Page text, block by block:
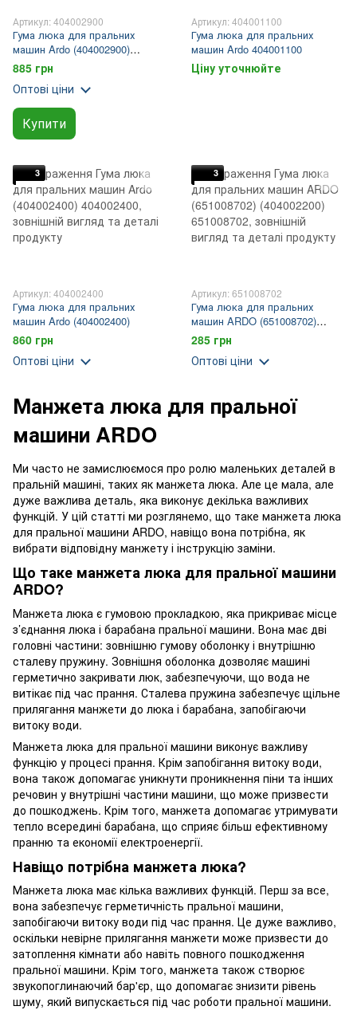
Артикул: 404002900
Гума люка для пральних
машин Ardo (404002900)
(651008708)
885 грн
Оптові ціни
Купити
Артикул: 404001100
Гума люка для пральних
машин Ardo 404001100
Ціну уточнюйте
3
Артикул: 404002400
Гума люка для пральних
машин Ardo (404002400)
860 грн
Оптові ціни
3
Артикул: 651008702
Гума люка для пральних
машин ARDO (651008702)
(404002200)
285 грн
Оптові ціни
Манжета люка для пральної
машини ARDO
Ми часто не замислюємося про ролю маленьких деталей в
пральній машині, таких як манжета люка. Але це мала, але
дуже важлива деталь, яка виконує декілька важливих
функцій. У цій статті ми розглянемо, що таке манжета люка
для пральної машини ARDO, навіщо вона потрібна, як
вибрати відповідну манжету і інструкцію заміни.
Що таке манжета люка для пральної машини
ARDO?
Манжета люка є гумовою прокладкою, яка прикриває місце
з’єднання люка і барабана пральної машини. Вона має дві
головні частини: зовнішню гумову оболонку і внутрішню
сталеву пружину. Зовнішня оболонка дозволяє машині
герметично закривати люк, забезпечуючи, що вода не
витікає під час прання. Сталева пружина забезпечує щільне
прилягання манжети до люка і барабана, запобігаючи
витоку води.
Манжета люка для пральної машини виконує важливу
функцію у процесі прання. Крім запобігання витоку води,
вона також допомагає уникнути проникнення піни та інших
речовин у внутрішні частини машини, що може призвести
до пошкоджень. Крім того, манжета допомагає утримувати
тепло всередині барабана, що сприяє більш ефективному
пранню та економії електроенергії.
Навіщо потрібна манжета люка?
Манжета люка має кілька важливих функцій. Перш за все,
вона забезпечує герметичність пральної машини,
запобігаючи витоку води під час прання. Це дуже важливо,
оскільки невірне прилягання манжети може призвести до
затоплення кімнати або навіть повного пошкодження
пральної машини. Крім того, манжета також створює
звукопоглинаючий бар'єр, що допомагає знизити рівень
шуму, який випускається під час роботи пральної машини.